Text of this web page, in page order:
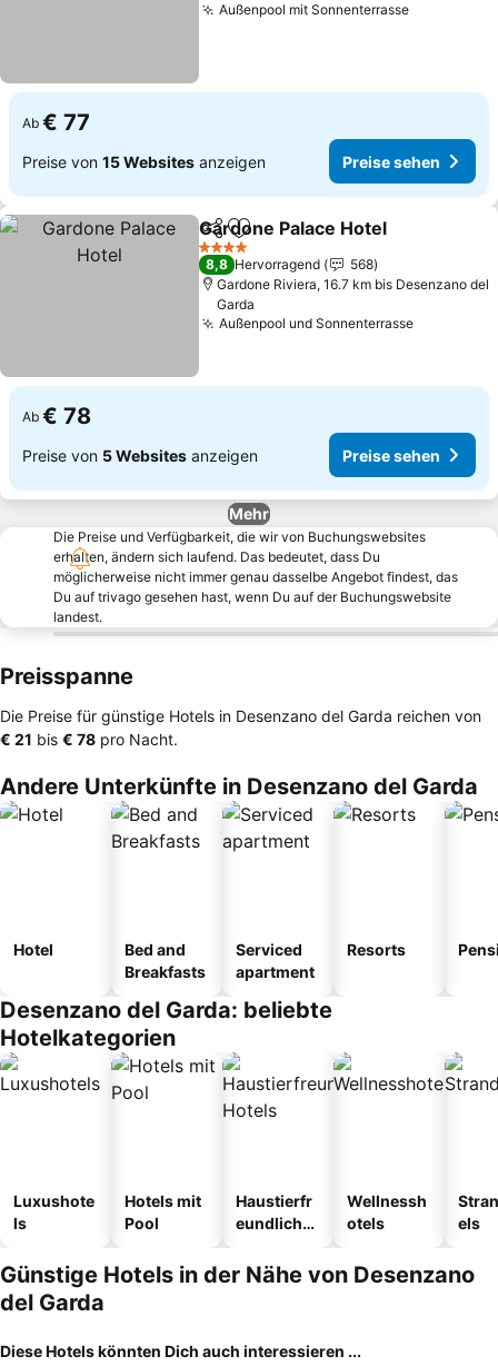
Außenpool mit SonnenterrassePreise
Ab € 77
Preise von 15 Websites anzeigen Preise sehen
TeilenZu Favoriten hinzufügen
Gardone Palace Hotel
4 Sterne
8,8 Hervorragend
568
Gardone Riviera, 16.7 km bis Desenzano del
Garda
Außenpool und SonnenterrassePreise
Ab € 78
Preise von 5 Websites anzeigen Preise sehen
Mehr
Die Preise und Verfügbarkeit, die wir von Buchungswebsites
erhalten, ändern sich laufend. Das bedeutet, dass Du
möglicherweise nicht immer genau dasselbe Angebot findest, das
Du auf trivago gesehen hast, wenn Du auf der Buchungswebsite
landest.
Preisspanne
Die Preise für günstige Hotels in Desenzano del Garda reichen von
‎€ 21 bis ‎€ 78 pro Nacht.
Andere Unterkünfte in Desenzano del Garda
Hotel
Bed and
Breakfasts
Serviced
apartment
Resorts
Desenzano del Garda: beliebte
Hotelkategorien
Luxushote
ls
Hotels mit
Pool
Haustierfr
eundliche
Wellnessh
otels
els
Günstige Hotels in der Nähe von Desenzano
del Garda
Diese Hotels könnten Dich auch interessieren ...